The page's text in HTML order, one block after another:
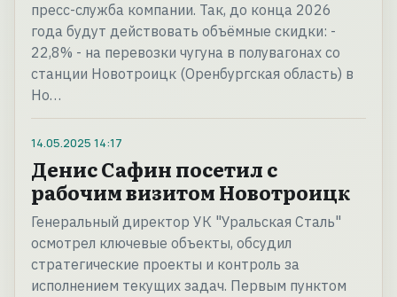
пресс-служба компании. Так, до конца 2026
года будут действовать объёмные скидки: -
22,8% - на перевозки чугуна в полувагонах со
станции Новотроицк (Оренбургская область) в
Но…
14.05.2025 14:17
Денис Сафин посетил с
рабочим визитом Новотроицк
Генеральный директор УК "Уральская Сталь"
осмотрел ключевые объекты, обсудил
стратегические проекты и контроль за
исполнением текущих задач. Первым пунктом